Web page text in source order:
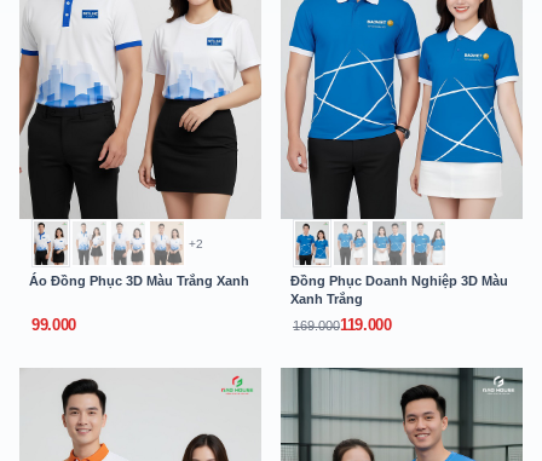
+2
Áo Đồng Phục 3D Màu Trắng Xanh
99.000
Đồng Phục Doanh Nghiệp 3D Màu
Xanh Trắng
169.000119.000